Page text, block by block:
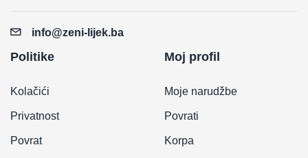
info@zeni-lijek.ba
Politike
Kolačići
Privatnost
Povrat
Moj profil
Moje narudžbe
Povrati
Korpa